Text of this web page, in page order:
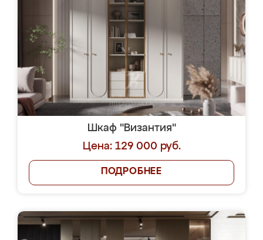
Шкаф "Византия"
Цена: 129 000 руб.
ПОДРОБНЕЕ